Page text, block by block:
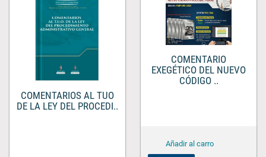
COMENTARIOS AL TUO
DE LA LEY DEL PROCEDI..
COMENTARIO
EXEGÉTICO DEL NUEVO
CÓDIGO ..